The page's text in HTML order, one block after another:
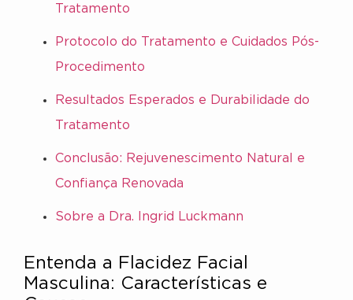
Tratamento
Protocolo do Tratamento e Cuidados Pós-
Procedimento
Resultados Esperados e Durabilidade do
Tratamento
Conclusão: Rejuvenescimento Natural e
Confiança Renovada
Sobre a Dra. Ingrid Luckmann
Entenda a Flacidez Facial
Masculina: Características e